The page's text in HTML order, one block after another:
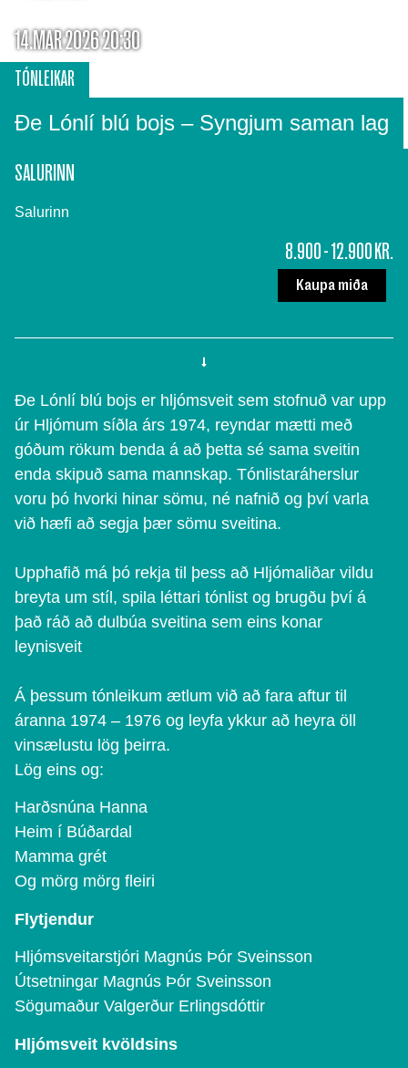
14.MAR 2026 20:30
Ðe Lónlí blú bojs – Syngjum saman lag
TÓNLEIKAR
SALURINN
Salurinn
8.900 - 12.900 KR.
Kaupa miða
Ðe Lónlí blú bojs er hljómsveit sem stofnuð var upp
úr Hljómum síðla árs 1974, reyndar mætti með
góðum rökum benda á að þetta sé sama sveitin
enda skipuð sama mannskap. Tónlistaráherslur
voru þó hvorki hinar sömu, né nafnið og því varla
við hæfi að segja þær sömu sveitina.
Upphafið má þó rekja til þess að Hljómaliðar vildu
breyta um stíl, spila léttari tónlist og brugðu því á
það ráð að dulbúa sveitina sem eins konar
leynisveit
Á þessum tónleikum ætlum við að fara aftur til
áranna 1974 – 1976 og leyfa ykkur að heyra öll
vinsælustu lög þeirra.
Lög eins og:
Harðsnúna Hanna
Heim í Búðardal
Mamma grét
Og mörg mörg fleiri
Flytjendur
Hljómsveitarstjóri Magnús Þór Sveinsson
Útsetningar Magnús Þór Sveinsson
Sögumaður Valgerður Erlingsdóttir
Hljómsveit kvöldsins